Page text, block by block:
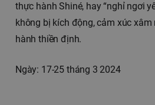
thực hành Shiné, hay “nghỉ ngơi
không bị kích động, cảm xúc
hành thiền định.
Ngày: 17-25 tháng 3 2024